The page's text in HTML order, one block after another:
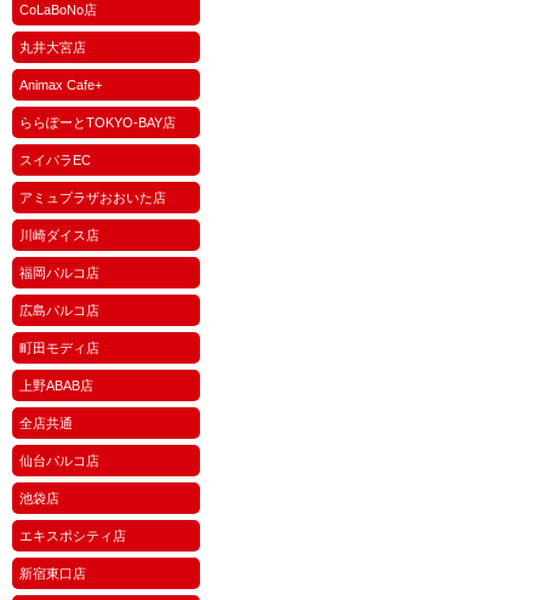
CoLaBoNo店
丸井大宮店
Animax Cafe+
ららぽーとTOKYO-BAY店
スイパラEC
アミュプラザおおいた店
川崎ダイス店
福岡パルコ店
広島パルコ店
町田モディ店
上野ABAB店
全店共通
仙台パルコ店
池袋店
エキスポシティ店
新宿東口店